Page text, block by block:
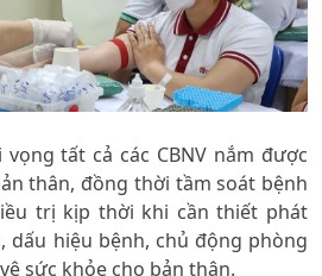
tất cả các CBNV nắm được
thân, đồng thời tầm soát bệnh
trị kịp thời khi cần thiết phát
dấu hiệu bệnh, chủ động phòng
sức khỏe cho bản thân.